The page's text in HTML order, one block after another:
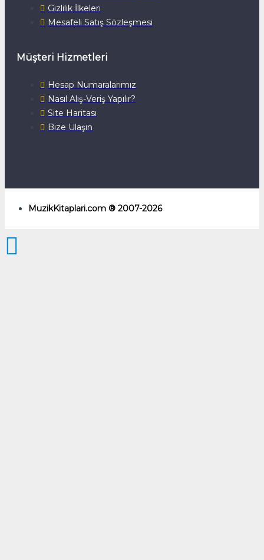
Gizlilik İlkeleri
Mesafeli Satış Sözleşmesi
Müşteri Hizmetleri
Hesap Numaralarımız
Nasıl Alış-Veriş Yapılır?
Site Haritası
Bize Ulaşın
MuzikKitaplari.com ® 2007-2026